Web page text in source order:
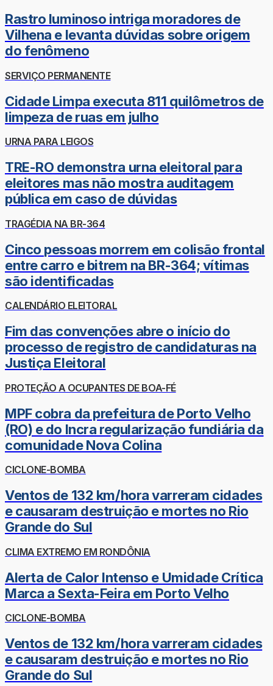
Rastro luminoso intriga moradores de
Vilhena e levanta dúvidas sobre origem
do fenômeno
SERVIÇO PERMANENTE
Cidade Limpa executa 811 quilômetros de
limpeza de ruas em julho
URNA PARA LEIGOS
TRE-RO demonstra urna eleitoral para
eleitores mas não mostra auditagem
pública em caso de dúvidas
TRAGÉDIA NA BR-364
Cinco pessoas morrem em colisão frontal
entre carro e bitrem na BR-364; vítimas
são identificadas
CALENDÁRIO ELEITORAL
Fim das convenções abre o início do
processo de registro de candidaturas na
Justiça Eleitoral
PROTEÇÃO A OCUPANTES DE BOA-FÉ
MPF cobra da prefeitura de Porto Velho
(RO) e do Incra regularização fundiária da
comunidade Nova Colina
CICLONE-BOMBA
Ventos de 132 km/hora varreram cidades
e causaram destruição e mortes no Rio
Grande do Sul
CLIMA EXTREMO EM RONDÔNIA
Alerta de Calor Intenso e Umidade Crítica
Marca a Sexta-Feira em Porto Velho
CICLONE-BOMBA
Ventos de 132 km/hora varreram cidades
e causaram destruição e mortes no Rio
Grande do Sul